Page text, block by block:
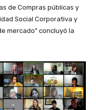
de Compras públicas y
Social Corporativa y
mercado” concluyó la